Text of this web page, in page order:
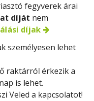
fegyverek árai
díját nem
díjak
személyesen lehet
raktárról érkezik a
is lehet.
Veled a kapcsolatot!